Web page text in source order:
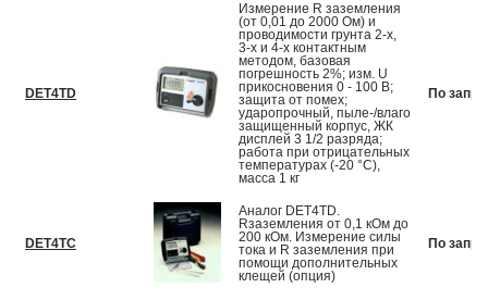
DET4TD
Измерение R заземления
(от 0,01 до 2000 Ом) и
проводимости грунта 2-х,
3-х и 4-х контактным
методом, базовая
погрешность 2%; изм. U
прикосновения 0 - 100 В;
защита от помех;
ударопрочный, пыле-/влаго
защищенный корпус, ЖК
дисплей 3 1/2 разряда;
работа при отрицательных
температурах (-20 °C),
масса 1 кг
По
DET4TC
Аналог DET4TD.
Rзаземления от 0,1 кОм до
200 кОм. Измерение силы
тока и R заземления при
помощи дополнительных
клещей (опция)
По